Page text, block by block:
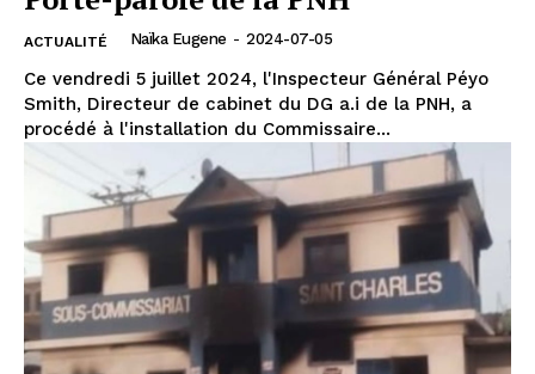
ACTUALITÉ Naïka Eugene - 2024-07-05
Ce vendredi 5 juillet 2024, l'Inspecteur Général Péyo
Smith, Directeur de cabinet du DG a.i de la PNH, a
procédé à l'installation du Commissaire...